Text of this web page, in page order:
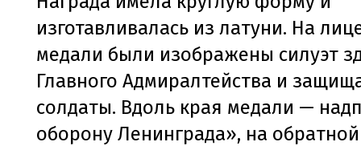
изготавливалась из латуни. На
медали были изображены силуэт
Главного Адмиралтейства и
солдаты. Вдоль края медали —
оборону Ленинграда», на